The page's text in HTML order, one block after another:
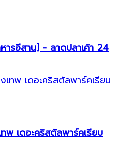
ารอีสาน] - ลาดปลาเค้า 24
พ เดอะคริสตัลพาร์คเรียบ